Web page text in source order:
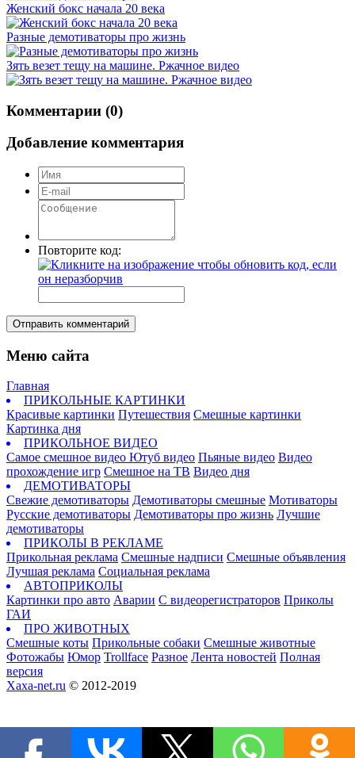
Женский бокс начала 20 века
Разные демотиваторы про жизнь
Зять везет тещу на машине. Ржачное видео
Комментарии (0)
Добавление комментария
Повторите код:
Отправить комментарий
Меню сайта
Главная
ПРИКОЛЬНЫЕ КАРТИНКИ
Красивые картинки Путешествия Смешные картинки
Картинка дня
ПРИКОЛЬНОЕ ВИДЕО
Самое смешное видео Ютуб видео Пьяные видео Видео
прохождение игр Смешное на ТВ Видео дня
ДЕМОТИВАТОРЫ
Свежие демотиваторы Демотиваторы смешные Мотиваторы
Русские демотиваторы Демотиваторы про жизнь Лучшие
демотиваторы
ПРИКОЛЫ В РЕКЛАМЕ
Прикольная реклама Смешные надписи Смешные объявления
Лучшая реклама Социальная реклама
АВТОПРИКОЛЫ
Картинки про авто Аварии С видеорегистраторов Приколы
ГАИ
ПРО ЖИВОТНЫХ
Смешные коты Прикольные собаки Смешные животные
Фотожабы Юмор Trollface Разное Лента новостей Полная
версия
Xaxa-net.ru © 2012-2019